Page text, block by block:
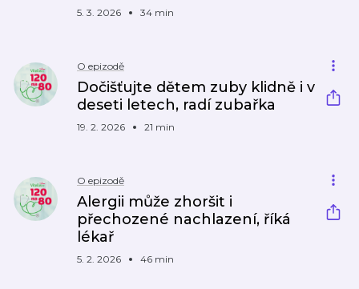
5. 3. 2026 34 min
O epizodě
Dočišťujte dětem zuby klidně i v
deseti letech, radí zubařka
19. 2. 2026 21 min
O epizodě
Alergii může zhoršit i
přechozené nachlazení, říká
lékař
5. 2. 2026 46 min